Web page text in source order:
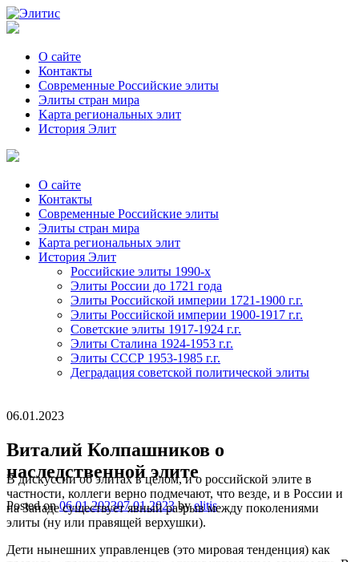
О сайте
Контакты
Современные Российские элиты
Элиты стран мира
Kартa региональных элит
История Элит
О сайте
Контакты
Современные Российские элиты
Элиты стран мира
Картa региональных элит
История Элит
Российские элиты 1990-х
Элиты России до 1721 года
Элиты Российской империи 1721-1900 г.г.
Элиты Российской империи 1900-1917 г.г.
Советские элиты 1917-1924 г.г.
Элиты Сталина 1924-1953 г.г.
Элиты СССР 1953-1985 г.г.
Деградация советской политической элиты
06.01.2023
Виталий Колпашников о
наследственной элите
Posted on06.01.202307.01.2023byelitis
В дискуссии об элитах в целом, и о российской элите в
частности, коллеги верно подмечают, что везде, и в России и
на Западе существует явный разрыв между поколениями
элиты (ну или правящей верхушки).
Дети нынешних управленцев (это мировая тенденция) как